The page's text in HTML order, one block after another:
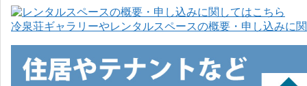
冷泉荘ギャラリーやレンタルスペースの概要・申し込みに